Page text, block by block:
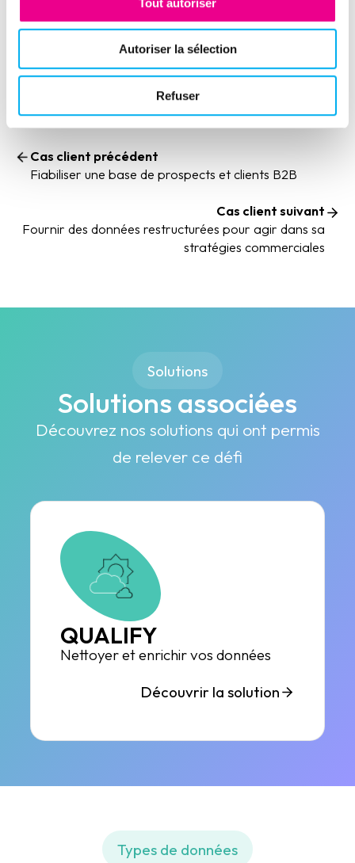
Autoriser la sélection
Refuser
Partager cette expérience client
(nouvelle fenêtre)
(nouvelle fenêtre)
(nouvelle fenêtre)
(nouvelle fenêtre)
(nouvelle fenêtre)
(nouvelle fenêtre)
Cas client précédent
Fiabiliser une base de prospects et clients B2B
Cas client suivant
Fournir des données restructurées pour agir dans sa
stratégies commerciales
Solutions
Solutions associées
Découvrez nos solutions qui ont permis
de relever ce défi
QUALIFY
Nettoyer et enrichir vos données
Découvrir la solution
Types de données